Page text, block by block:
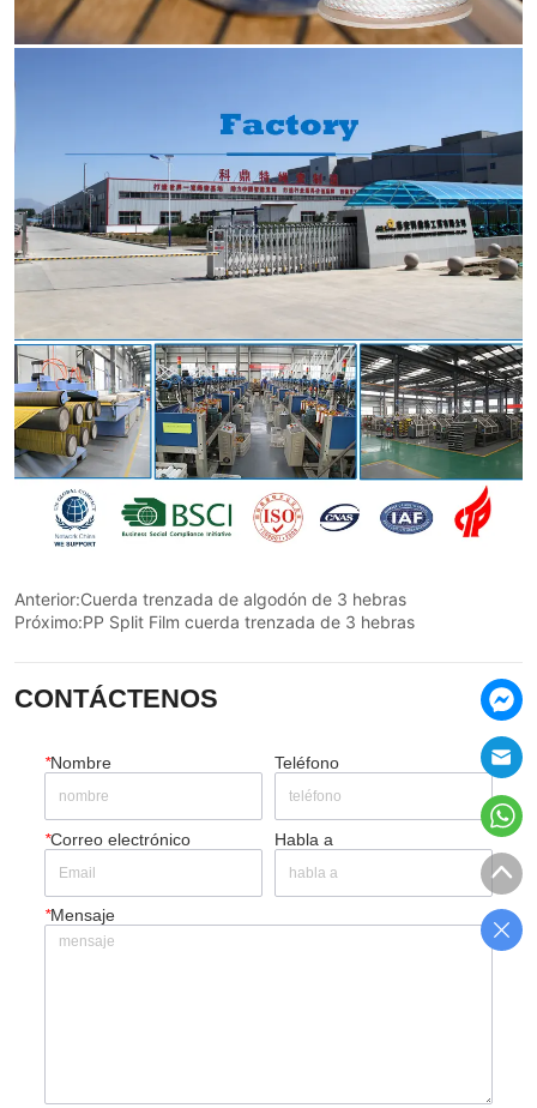
Anterior:Cuerda trenzada de algodón de 3 hebras
Próximo:PP Split Film cuerda trenzada de 3 hebras
CONTÁCTENOS
*Nombre Teléfono
*Correo electrónico Habla a
*Mensaje